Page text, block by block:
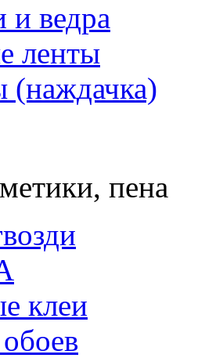
и ведра
ленты
(наждачка)
пена
клеи